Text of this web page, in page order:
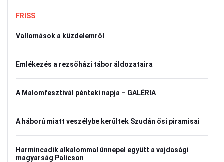
FRISS
Vallomások a küzdelemről
Emlékezés a rezsőházi tábor áldozataira
A Malomfesztivál pénteki napja – GALÉRIA
A háború miatt veszélybe kerültek Szudán ősi piramisai
Harmincadik alkalommal ünnepel együtt a vajdasági
magyarság Palicson